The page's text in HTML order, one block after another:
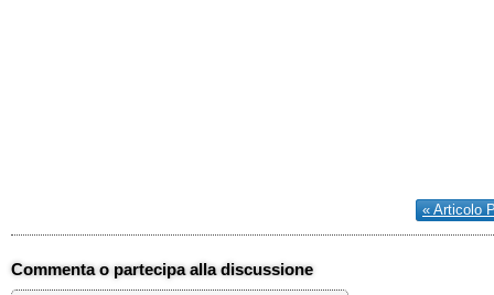
« Articolo
Commenta o partecipa alla discussione